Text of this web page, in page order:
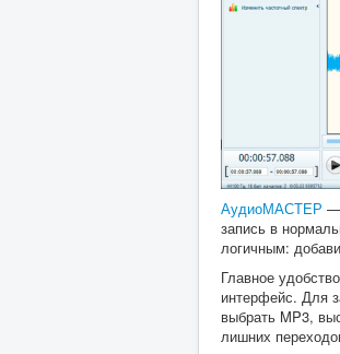
АудиоМАСТЕР —
запись в
логичным:
Главное
интерфейс. Для
выбрать MP3,
лишних